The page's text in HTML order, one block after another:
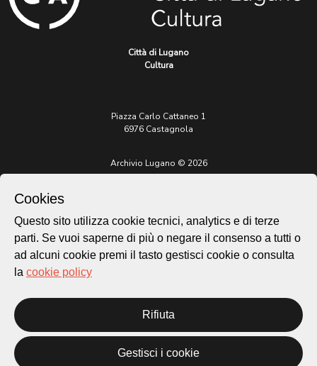
Città di Lugano
Cultura
Piazza Carlo Cattaneo 1
6976 Castagnola
Archivio Lugano © 2026
Sito istituzionale:
Credits
Mappa
Cookies
Questo sito utilizza cookie tecnici, analytics e di terze
parti. Se vuoi saperne di più o negare il consenso a tutti o
ad alcuni cookie premi il tasto gestisci cookie o consulta
la cookie policy
Rifiuta
Gestisci i cookie